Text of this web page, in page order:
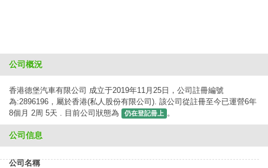
公司概況
香港德堡汽車有限公司 成立于2019年11月25日，公司註冊編號
為:2896196，屬於香港(私人股份有限公司). 該公司從註冊至今已運營6年
8個月 2周 5天 . 目前公司狀態為
仍在登記冊上 。
公司信息
公司名稱